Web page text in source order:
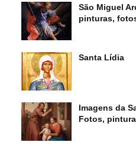
São Miguel
pinturas,
Santa Lídia
Imagens da
Fotos,